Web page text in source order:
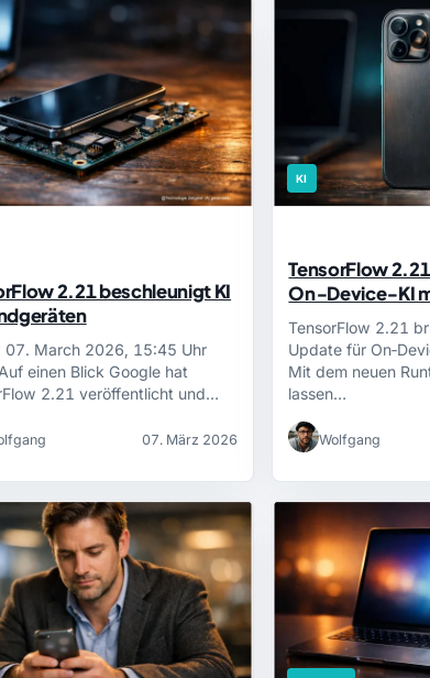
2.21 beschleunigt KI
07. March 2026, 15:45 Uhr
einen Blick Google hat
2.21 veröffentlicht und…
07. März 2026
KI
TensorFlow
On‑Device‑KI
TensorFlow 2.21
Update für
Mit dem neuen
lassen…
Wolfgang